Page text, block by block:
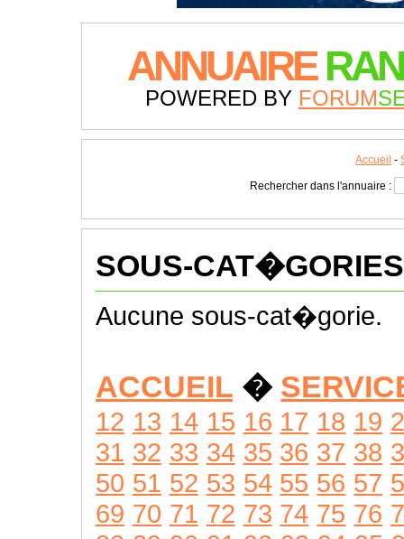
ANNUAIRE
POWERED BY FORUM
Accueil -
Rechercher dans l'annuaire :
SOUS-CAT�GORIES
Aucune sous-cat�gorie.
ACCUEIL �
12 13 14 15 16 17 18 19
31 32 33 34 35 36 37 38
50 51 52 53 54 55 56 57
69 70 71 72 73 74 75 76